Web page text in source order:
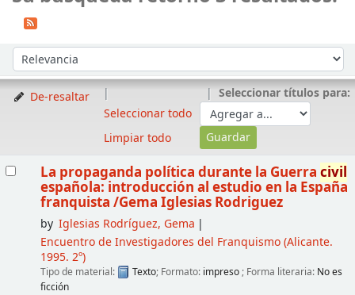
Ordenar por:
De-resaltar
Seleccionar todo
Limpiar todo
Seleccionar títulos para:
La propaganda política durante la Guerra civil
española: introducción al estudio en la España
franquista /Gema Iglesias Rodriguez
by Iglesias Rodríguez, Gema
Encuentro de Investigadores del Franquismo(Alicante.
1995. 2º)
Tipo de material: Texto; Formato: impreso ; Forma literaria: No es
ficción